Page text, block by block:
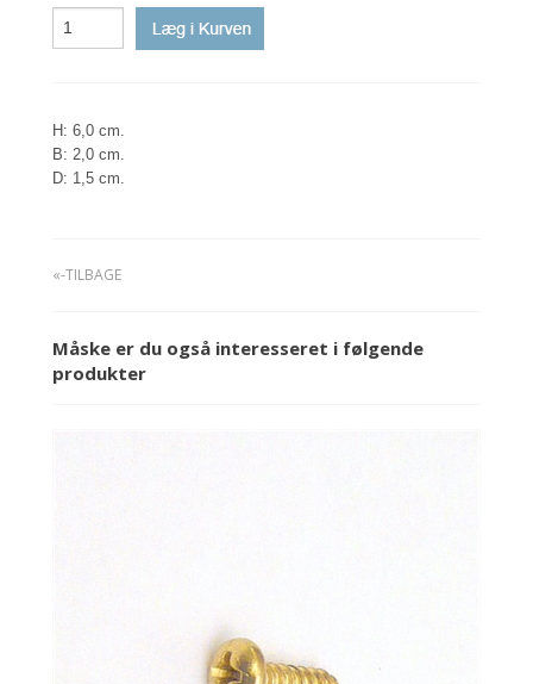
H: 6,0 cm.
B: 2,0 cm.
D: 1,5 cm.
«-TILBAGE
Måske er du også interesseret i følgende
produkter